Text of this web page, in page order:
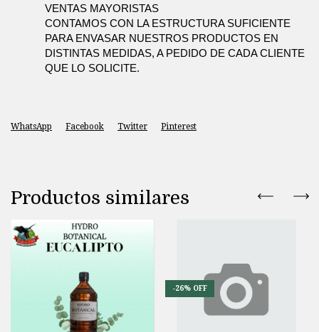
VENTAS MAYORISTAS
CONTAMOS CON LA ESTRUCTURA SUFICIENTE
PARA ENVASAR NUESTROS PRODUCTOS EN
DISTINTAS MEDIDAS, A PEDIDO DE CADA CLIENTE
QUE LO SOLICITE.
WhatsApp Facebook Twitter Pinterest
Productos similares
-26% OFF